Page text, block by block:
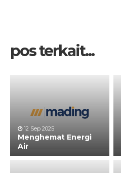
pos terkait...
12 Sep 2025
Menghemat Energi
Air